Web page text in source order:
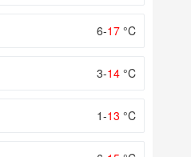
6-17 °C
3-14 °C
1-13 °C